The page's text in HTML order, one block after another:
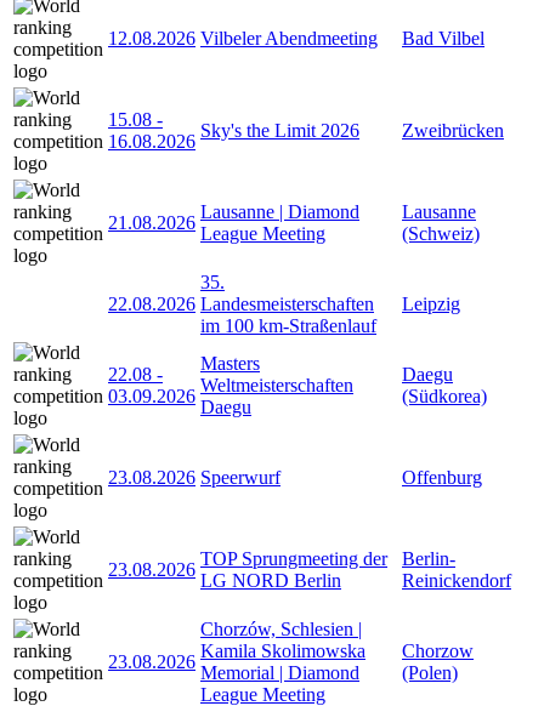
12.08.2026 Vilbeler Abendmeeting Bad Vilbel
15.08 -
16.08.2026
Sky's the Limit 2026 Zweibrücken
21.08.2026
Lausanne | Diamond
League Meeting
Lausanne
(Schweiz)
22.08.2026
35.
Landesmeisterschaften
im 100 km-Straßenlauf
Leipzig
22.08 -
03.09.2026
Masters
Weltmeisterschaften
Daegu
Daegu
(Südkorea)
23.08.2026 Speerwurf Offenburg
23.08.2026
TOP Sprungmeeting der
LG NORD Berlin
Berlin-
Reinickendorf
23.08.2026
Chorzów, Schlesien |
Kamila Skolimowska
Memorial | Diamond
League Meeting
Chorzow
(Polen)